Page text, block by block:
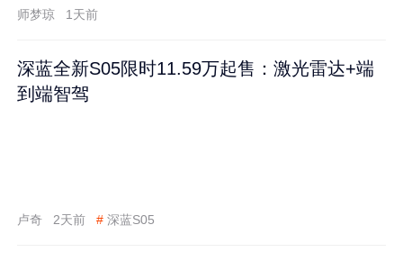
师梦琼 1天前
深蓝全新S05限时11.59万起售：激光雷达+端
到端智驾
卢奇 2天前 # 深蓝S05